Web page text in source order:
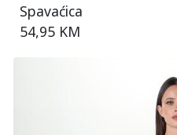
Spavaćica
54,95 KM